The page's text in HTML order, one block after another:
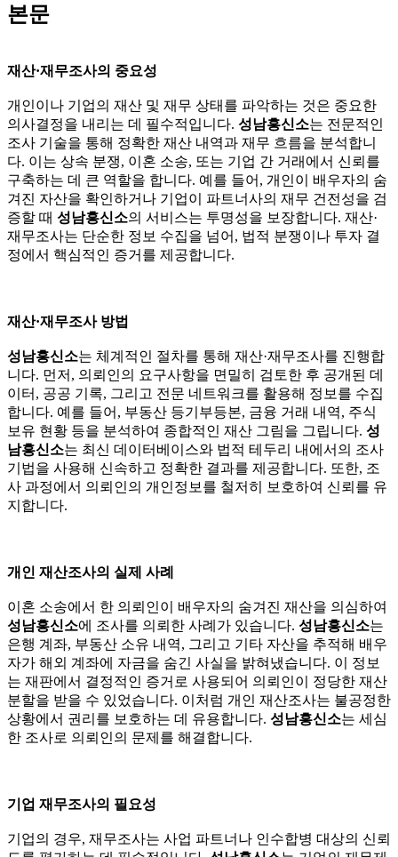
본문
재산·재무조사의 중요성
개인이나 기업의 재산 및 재무 상태를 파악하는 것은 중요한
의사결정을 내리는 데 필수적입니다. 성남흥신소는 전문적인
조사 기술을 통해 정확한 재산 내역과 재무 흐름을 분석합니
다. 이는 상속 분쟁, 이혼 소송, 또는 기업 간 거래에서 신뢰를
구축하는 데 큰 역할을 합니다. 예를 들어, 개인이 배우자의 숨
겨진 자산을 확인하거나 기업이 파트너사의 재무 건전성을 검
증할 때 성남흥신소의 서비스는 투명성을 보장합니다. 재산·
재무조사는 단순한 정보 수집을 넘어, 법적 분쟁이나 투자 결
정에서 핵심적인 증거를 제공합니다.
재산·재무조사 방법
성남흥신소는 체계적인 절차를 통해 재산·재무조사를 진행합
니다. 먼저, 의뢰인의 요구사항을 면밀히 검토한 후 공개된 데
이터, 공공 기록, 그리고 전문 네트워크를 활용해 정보를 수집
합니다. 예를 들어, 부동산 등기부등본, 금융 거래 내역, 주식
보유 현황 등을 분석하여 종합적인 재산 그림을 그립니다. 성
남흥신소는 최신 데이터베이스와 법적 테두리 내에서의 조사
기법을 사용해 신속하고 정확한 결과를 제공합니다. 또한, 조
사 과정에서 의뢰인의 개인정보를 철저히 보호하여 신뢰를 유
지합니다.
개인 재산조사의 실제 사례
이혼 소송에서 한 의뢰인이 배우자의 숨겨진 재산을 의심하여
성남흥신소에 조사를 의뢰한 사례가 있습니다. 성남흥신소는
은행 계좌, 부동산 소유 내역, 그리고 기타 자산을 추적해 배우
자가 해외 계좌에 자금을 숨긴 사실을 밝혀냈습니다. 이 정보
는 재판에서 결정적인 증거로 사용되어 의뢰인이 정당한 재산
분할을 받을 수 있었습니다. 이처럼 개인 재산조사는 불공정한
상황에서 권리를 보호하는 데 유용합니다. 성남흥신소는 세심
한 조사로 의뢰인의 문제를 해결합니다.
기업 재무조사의 필요성
기업의 경우, 재무조사는 사업 파트너나 인수합병 대상의 신뢰